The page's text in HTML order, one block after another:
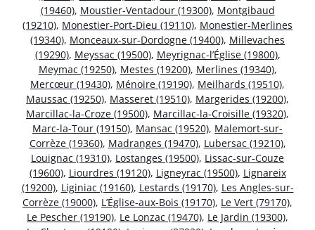
(19460), Moustier-Ventadour (19300), Montgibaud
(19210), Monestier-Port-Dieu (19110), Monestier-Merlines
(19340), Monceaux-sur-Dordogne (19400), Millevaches
(19290), Meyssac (19500), Meyrignac-l’Église (19800),
Meymac (19250), Mestes (19200), Merlines (19340),
Mercœur (19430), Ménoire (19190), Meilhards (19510),
Maussac (19250), Masseret (19510), Margerides (19200),
Marcillac-la-Croze (19500), Marcillac-la-Croisille (19320),
Marc-la-Tour (19150), Mansac (19520), Malemort-sur-
Corrèze (19360), Madranges (19470), Lubersac (19210),
Louignac (19310), Lostanges (19500), Lissac-sur-Couze
(19600), Liourdres (19120), Ligneyrac (19500), Lignareix
(19200), Liginiac (19160), Lestards (19170), Les Angles-sur-
Corrèze (19000), L’Église-aux-Bois (19170), Le Vert (79170),
Le Pescher (19190), Le Lonzac (19470), Le Jardin (19300),